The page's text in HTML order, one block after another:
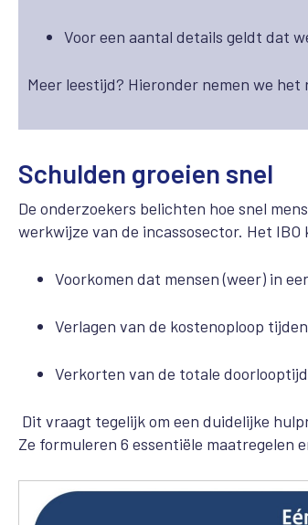
Voor een aantal details geldt dat
Meer leestijd? Hieronder nemen we
Schulden groeien snel
De onderzoekers belichten hoe snel
werkwijze van de incassosector. Het IBO
Voorkomen dat mensen (weer) in
Verlagen van de kostenoploop
Verkorten van de totale
Dit vraagt tegelijk om een duidelijke
Ze formuleren 6 essentiële maatregelen